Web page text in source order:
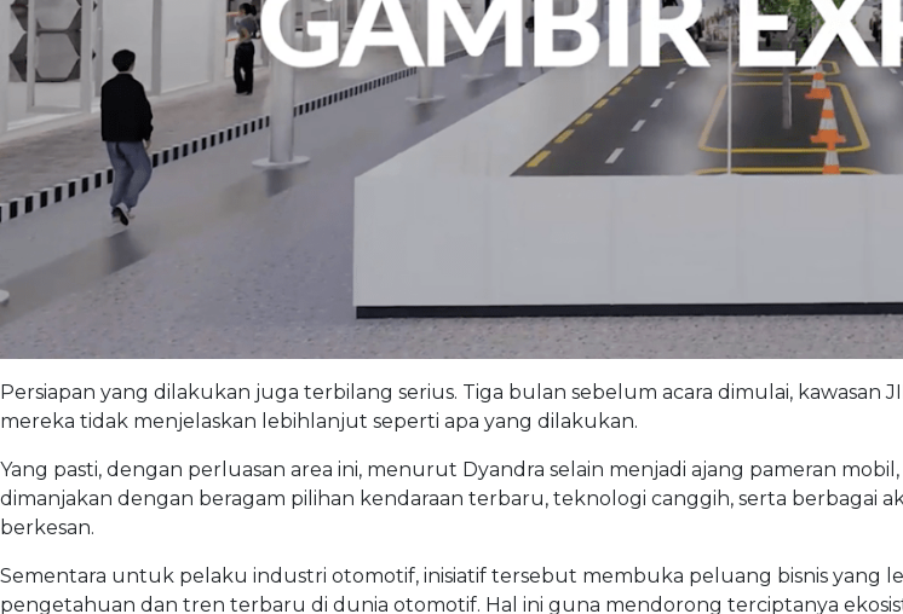
Persiapan yang dilakukan juga terbilang serius. Tiga bulan sebelum acara dimulai,
mereka tidak menjelaskan lebihlanjut seperti apa yang dilakukan.
Yang pasti, dengan perluasan area ini, menurut Dyandra selain menjadi ajang pameran
dimanjakan dengan beragam pilihan kendaraan terbaru, teknologi canggih, serta berbagai
berkesan.
Sementara untuk pelaku industri otomotif, inisiatif tersebut membuka peluang bisnis yang
pengetahuan dan tren terbaru di dunia otomotif. Hal ini guna mendorong terciptanya